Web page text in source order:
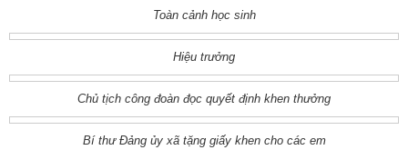
Toàn cảnh học sinh
Hiệu trưởng
Chủ tịch công đoàn đọc quyết định khen thưởng
Bí thư Đảng ủy xã tặng giấy khen cho các em